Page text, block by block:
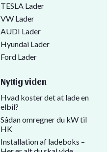
TESLA Lader
VW Lader
AUDI Lader
Hyundai Lader
Ford Lader
Nyttig viden
Hvad koster det at lade en
elbil?
Sådan omregner du kW til
HK
Installation af ladeboks –